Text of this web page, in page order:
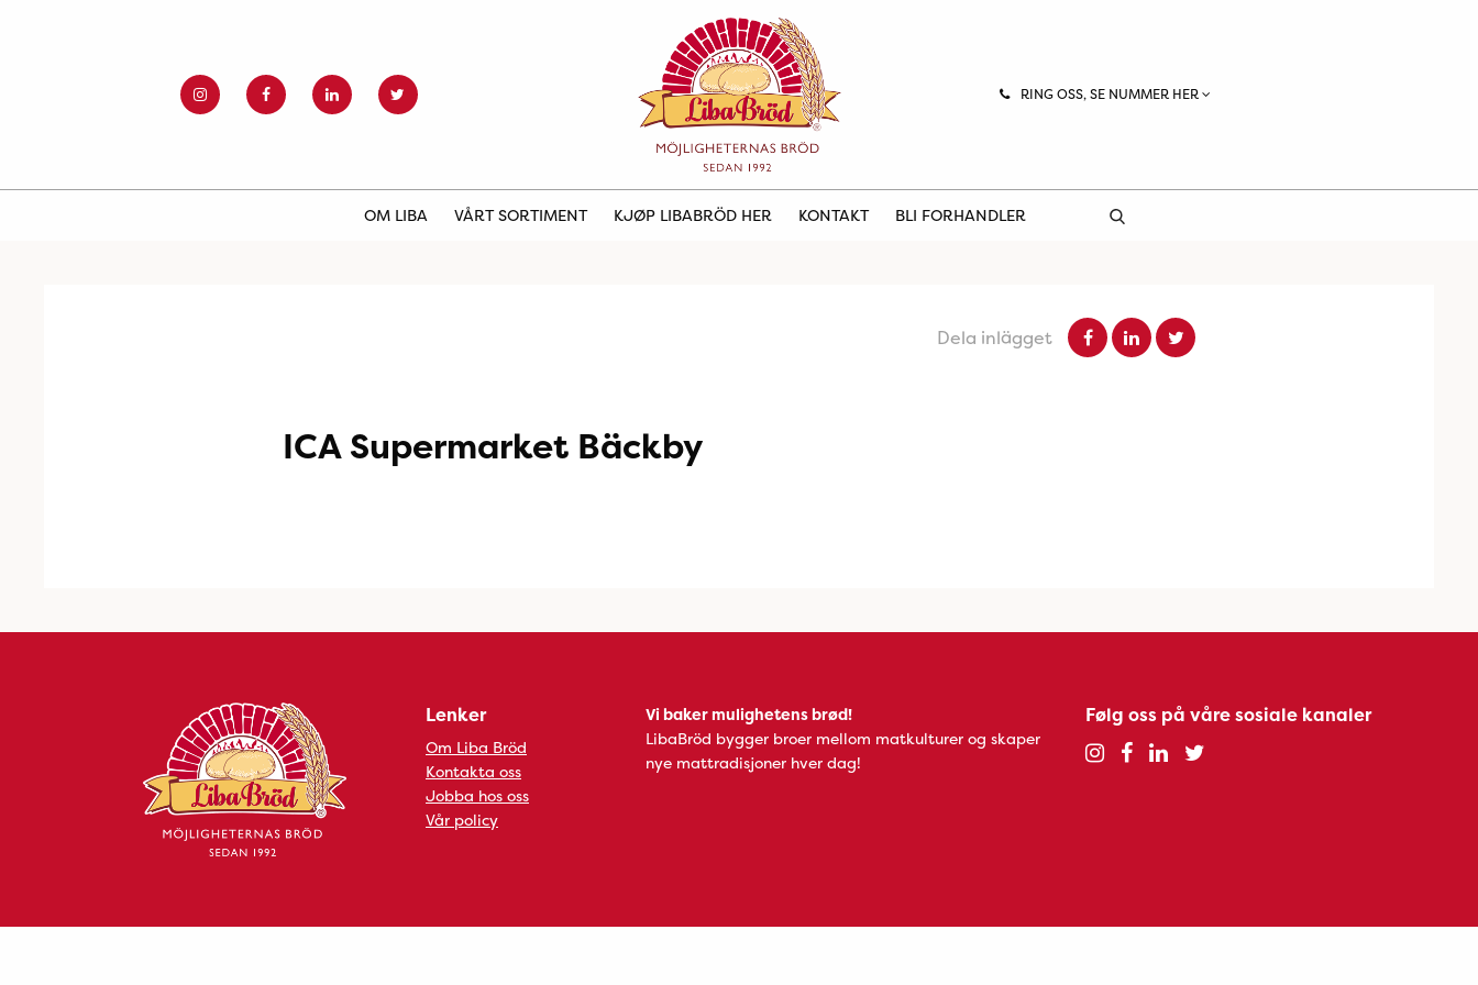
RING OSS, SE NUMMER HER
OM LIBA VÅRT SORTIMENT KJØP LIBABRÖD HER KONTAKT BLI FORHANDLER
Dela inlägget
ICA Supermarket Bäckby
Lenker
Om Liba Bröd
Kontakta oss
Jobba hos oss
Vår policy
Vi baker mulighetens brød!
LibaBröd bygger broer mellom matkulturer og skaper
nye mattradisjoner hver dag!
Følg oss på våre sosiale kanaler